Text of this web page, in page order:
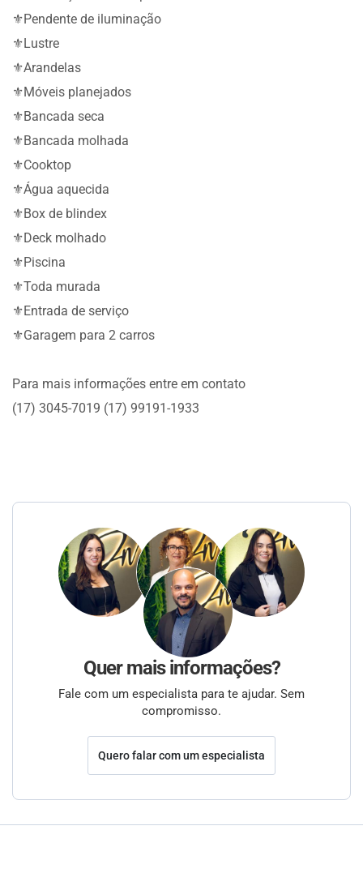
⚜️Pendente de iluminação
⚜️Lustre
⚜️Arandelas
⚜️Móveis planejados
⚜️Bancada seca
⚜️Bancada molhada
⚜️Cooktop
⚜️Água aquecida
⚜️Box de blindex
⚜️Deck molhado
⚜️Piscina
⚜️Toda murada
⚜️Entrada de serviço
⚜️Garagem para 2 carros
Para mais informações entre em contato
(17) 3045-7019 (17) 99191-1933
Quer mais informações?
Fale com um especialista para te ajudar. Sem
compromisso.
Quero falar com um especialista